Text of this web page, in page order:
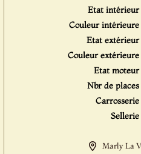
Etat intérieur
Couleur intérieure
Etat extérieur
Couleur extérieure
Etat moteur
Nbr de
Sellerie
Marly La